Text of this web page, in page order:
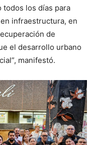
todos los días para
infraestructura, en
de
el desarrollo urbano
manifestó.